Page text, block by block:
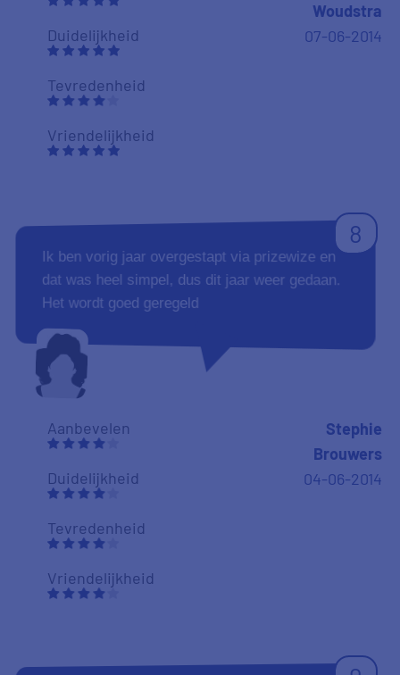
Duidelijkheid
Tevredenheid
Vriendelijkheid
Woudstra
07-06-2014
8
Ik ben vorig jaar overgestapt via prizewize en
dat was heel simpel, dus dit jaar weer gedaan.
Het wordt goed geregeld
Aanbevelen
Duidelijkheid
Tevredenheid
Vriendelijkheid
Stephie
Brouwers
04-06-2014